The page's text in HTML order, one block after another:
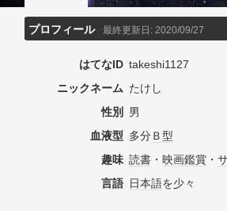
プロフィール 最終更新日: 2020/09/27
はてなID takeshi1127
ニックネーム たけし
性別
男
血液型 多分Ｂ型
趣味 読書 ・ 映画鑑賞 ・
言語 日本語を少々